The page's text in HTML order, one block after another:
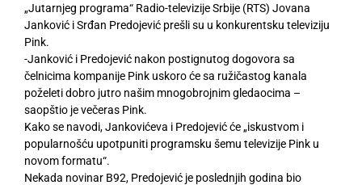
„Jutarnjeg programa“ Radio-televizije Srbije (RTS) Jovana
Janković i Srđan Predojević prešli su u konkurentsku televiziju
Pink.
-Janković i Predojević nakon postignutog dogovora sa
čelnicima kompanije Pink uskoro će sa ružičastog kanala
poželeti dobro jutro našim mnogobrojnim gledaocima –
saopštio je večeras Pink.
Kako se navodi, Jankovićeva i Predojević će „iskustvom i
popularnošću upotpuniti programsku šemu televizije Pink u
novom formatu“.
Nekada novinar B92, Predojević je poslednjih godina bio